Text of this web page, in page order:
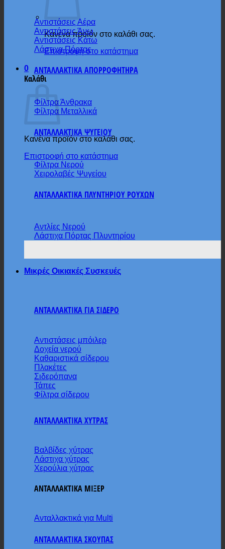
Κανένα προϊόν στο καλάθι σας.
Επιστροφή στο κατάστημα
0
Καλάθι
Κανένα προϊόν στο καλάθι σας.
Επιστροφή στο κατάστημα
Αντιστάσεις Αέρα
Αντιστάσεις Άνω
Αντιστάσεις Κάτω
Λάστιχα Πόρτας
ΑΝΤΑΛΛΑΚΤΙΚΑ ΑΠΟΡΡΟΦΗΤΗΡΑ
Φίλτρα Άνθρακα
Φίλτρα Μεταλλικά
ΑΝΤΑΛΛΑΚΤΙΚΑ ΨΥΓΕΙΟΥ
Φίλτρα Νερού
Χειρολαβές Ψυγείου
ΑΝΤΑΛΛΑΚΤΙΚΑ ΠΛΥΝΤΗΡΙΟΥ ΡΟΥΧΩΝ
Αντλίες Νερού
Λάστιχα Πόρτας Πλυντηρίου
Μικρές Οικιακές Συσκευές
ΑΝΤΑΛΛΑΚΤΙΚΑ ΓΙΑ ΣΙΔΕΡΟ
Αντιστάσεις μπόιλερ
Δοχεία νερού
Καθαριστικά σίδερου
Πλακέτες
Σιδερόπανα
Τάπες
Φίλτρα σίδερου
ΑΝΤΑΛΛΑΚΤΙΚΑ ΧΥΤΡΑΣ
Βαλβίδες χύτρας
Λάστιχα χύτρας
Χερούλια χύτρας
ΑΝΤΑΛΛΑΚΤΙΚΑ ΜΙΞΕΡ
Ανταλλακτικά για Multi
ΑΝΤΑΛΛΑΚΤΙΚΑ ΣΚΟΥΠΑΣ